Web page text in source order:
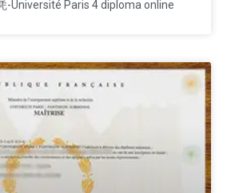
-Université Paris 4 diploma online